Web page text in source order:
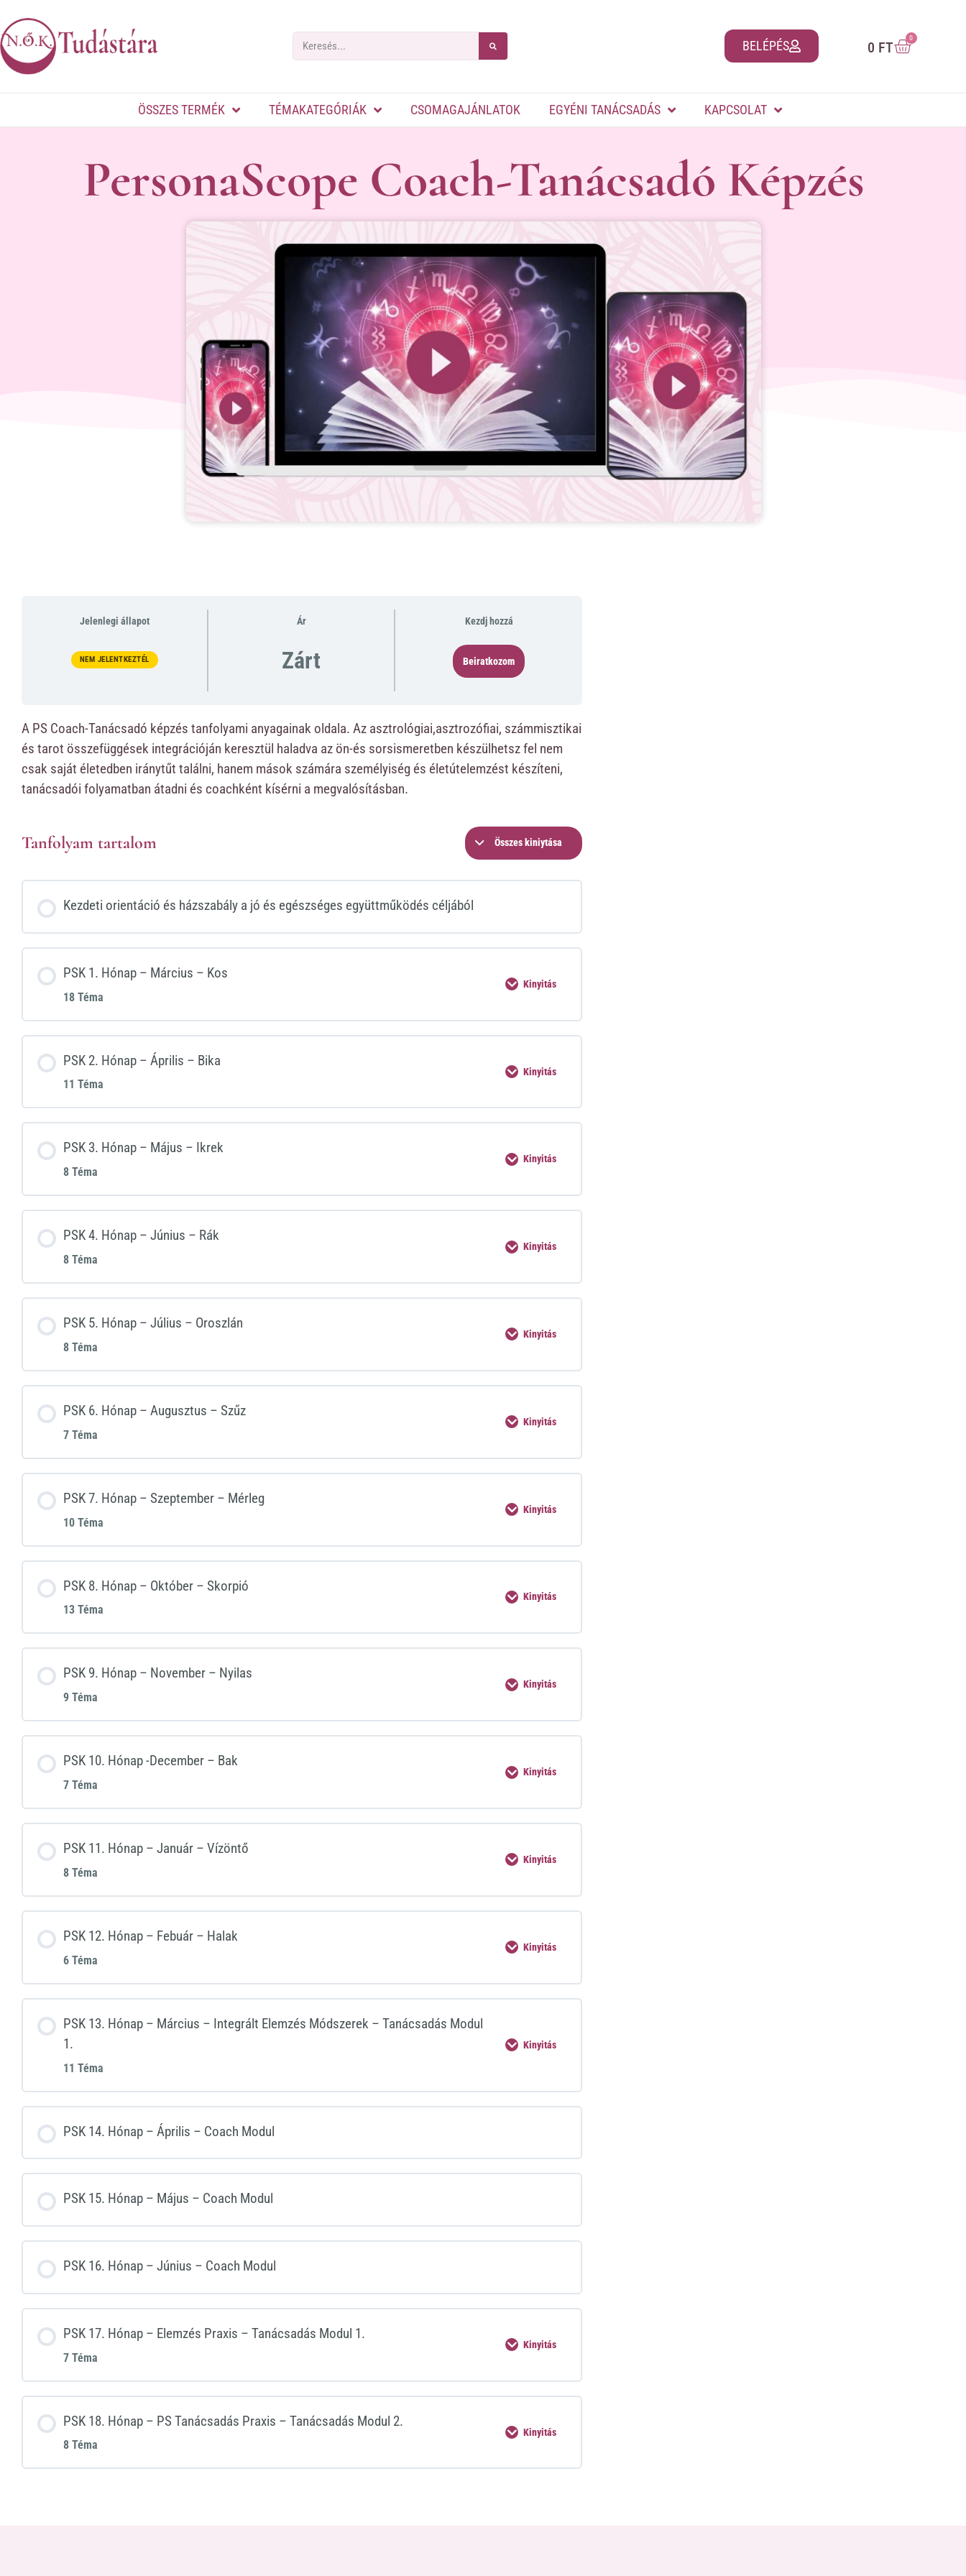
BELÉPÉS 0 FT
0
ÖSSZES TERMÉK TÉMAKATEGÓRIÁK CSOMAGAJÁNLATOK EGYÉNI TANÁCSADÁS KAPCSOLAT
PersonaScope Coach-Tanácsadó Képzés
Jelenlegi állapot
NEM JELENTKEZTÉL
Ár
Zárt
Kezdj hozzá
Beiratkozom
A PS Coach-Tanácsadó képzés tanfolyami anyagainak oldala. Az asztrológiai,asztrozófiai, számmisztikai
és tarot összefüggések integrációján keresztül haladva az ön-és sorsismeretben készülhetsz fel nem
csak saját életedben iránytűt találni, hanem mások számára személyiség és életútelemzést készíteni,
tanácsadói folyamatban átadni és coachként kísérni a megvalósításban.
Tanfolyam tartalom Összes kiniytása
Kezdeti orientáció és házszabály a jó és egészséges együttműködés céljából
PSK 1. Hónap – Március – Kos
18 Téma
Kinyitás
PSK 2. Hónap – Április – Bika
11 Téma
Kinyitás
PSK 3. Hónap – Május – Ikrek
8 Téma
Kinyitás
PSK 4. Hónap – Június – Rák
8 Téma
Kinyitás
PSK 5. Hónap – Július – Oroszlán
8 Téma
Kinyitás
PSK 6. Hónap – Augusztus – Szűz
7 Téma
Kinyitás
PSK 7. Hónap – Szeptember – Mérleg
10 Téma
Kinyitás
PSK 8. Hónap – Október – Skorpió
13 Téma
Kinyitás
PSK 9. Hónap – November – Nyilas
9 Téma
Kinyitás
PSK 10. Hónap -December – Bak
7 Téma
Kinyitás
PSK 11. Hónap – Január – Vízöntő
8 Téma
Kinyitás
PSK 12. Hónap – Febuár – Halak
6 Téma
Kinyitás
PSK 13. Hónap – Március – Integrált Elemzés Módszerek – Tanácsadás Modul
1.
11 Téma
Kinyitás
PSK 14. Hónap – Április – Coach Modul
PSK 15. Hónap – Május – Coach Modul
PSK 16. Hónap – Június – Coach Modul
PSK 17. Hónap – Elemzés Praxis – Tanácsadás Modul 1.
7 Téma
Kinyitás
PSK 18. Hónap – PS Tanácsadás Praxis – Tanácsadás Modul 2.
8 Téma
Kinyitás